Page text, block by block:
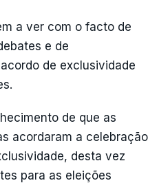
a ver com o facto de
e de
de exclusividade
de que as
acordaram a celebração
desta vez
para as eleições